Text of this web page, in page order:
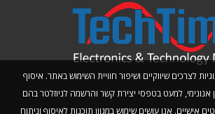
לצרכים שיווקיים ושיפור חוויית השימוש באתר. איסוף
למעט בטפסי יצירת קשר והרשמה לניוזלטר בהם
אנו עושים שימוש במגוון תוכנות לאיסוף וניתוח